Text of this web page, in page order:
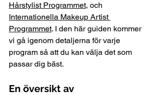
Hårstylist Programmet, och
Internationella Makeup Artist
Programmet. I den här guiden kommer
vi gå igenom detaljerna för varje
program så att du kan välja det som
passar dig bäst.
En översikt av